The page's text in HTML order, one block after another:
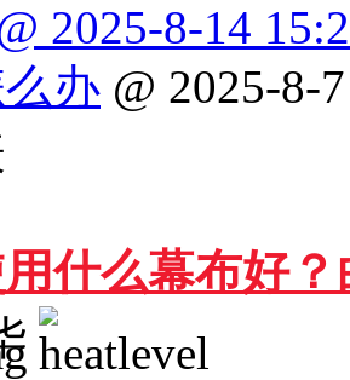
2025-8-14
办 @ 2025-8-7
什么幕布好